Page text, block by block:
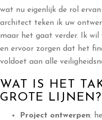
wat nu eigenlijk de rol
architect teken ik uw
maar het gaat verder. Ik
en ervoor zorgen dat het
voldoet aan alle
WAT IS HET
GROTE LIJNEN?
Project ontwerpen: